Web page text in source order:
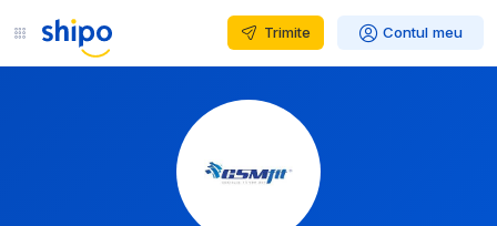
Trimite Contul meu